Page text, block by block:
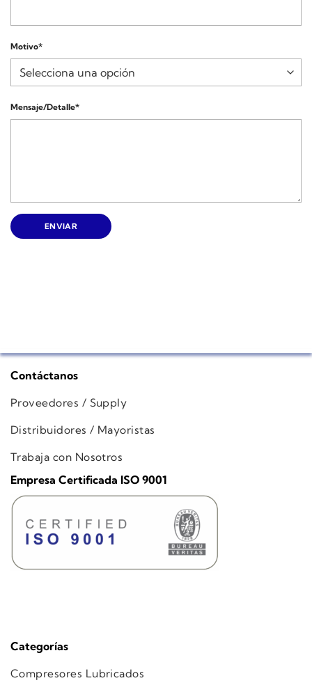
Motivo*
Mensaje/Detalle*
Categorías
Compresores Lubricados
Contáctanos
Proveedores / Supply
Distribuidores / Mayoristas
Trabaja con Nosotros
Empresa Certificada ISO 9001